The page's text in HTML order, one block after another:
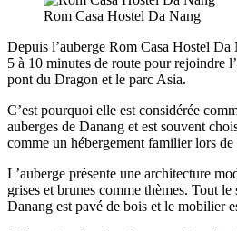
Rom Casa Hostel Da Nang
Depuis l’auberge Rom Casa Hostel
5 à 10 minutes de route pour rejoindre
pont du Dragon et le parc Asia.
C’est pourquoi elle est considérée
auberges de Danang et est souvent
comme un hébergement familier lors
L’auberge présente une architecture
grises et brunes comme thèmes. Tout le
Danang est pavé de bois et le mobilier